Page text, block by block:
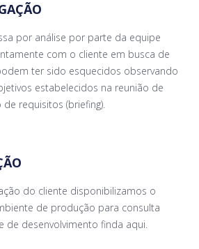
por análise por parte da equipe
com o cliente em busca de
ter sido esquecidos observando
estabelecidos na reunião de
requisitos (briefing).
do cliente disponibilizamos o
de produção para consulta
de desenvolvimento finda aqui.